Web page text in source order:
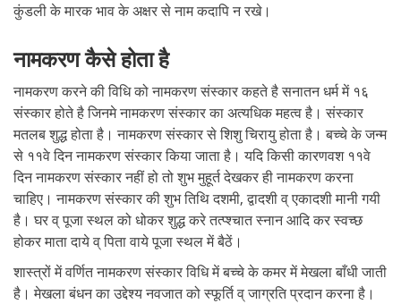
कुंडली के मारक भाव के अक्षर से नाम कदापि न रखे।
नामकरण कैसे होता है
नामकरण करने की विधि को नामकरण संस्कार कहते है सनातन धर्म में १६
संस्कार होते है जिनमे नामकरण संस्कार का अत्यधिक महत्व है। संस्कार
मतलब शुद्ध होता है। नामकरण संस्कार से शिशु चिरायु होता है। बच्चे के जन्म
से ११वे दिन नामकरण संस्कार किया जाता है। यदि किसी कारणवश ११वे
दिन नामकरण संस्कार नहीं हो तो शुभ मुहूर्त देखकर ही नामकरण करना
चाहिए। नामकरण संस्कार की शुभ तिथि दशमी, द्वादशी व् एकादशी मानी गयी
है। घर व् पूजा स्थल को धोकर शुद्ध करे तत्प्श्चात स्नान आदि कर स्वच्छ
होकर माता दाये व् पिता वाये पूजा स्थल में बैठें।
शास्त्रों में वर्णित नामकरण संस्कार विधि में बच्चे के कमर में मेखला बाँधी जाती
है। मेखला बंधन का उद्देश्य नवजात को स्फूर्ति व् जाग्रति प्रदान करना है।